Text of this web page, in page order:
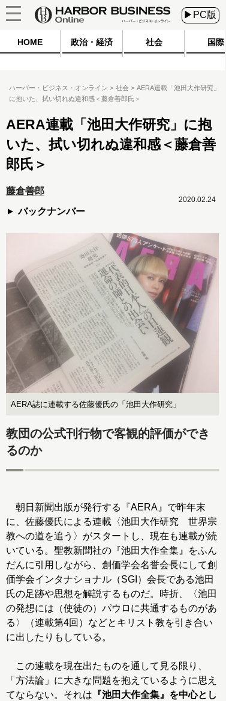
▶PC版
HOME 政治・経済 社会 国際
ハーバー・ビジネス・オンライン 社会
AERA連載「池田大作研究」
に抱いた、拭い切れぬ違和感＜藤倉善郎氏＞
AERA連載「池田大作研究」に抱
いた、拭い切れぬ違和感＜藤倉善
郎氏＞
藤倉善郎
バックナンバー
2020.02.24
AERA誌に連載する佐藤優氏の「池田大作研究」
教団の公式刊行物で客観的評価ができ
るのか
朝日新聞出版が発行する『AERA』で昨年末
に、佐藤優氏による連載〈池田大作研究 世界宗
教への道を追う〉がスタートし、現在も連載が続
いている。聖教新聞社の『池田大作全集』をふん
だんに引用しながら、創価学会名誉会長にして創
価学会インタナショナル（SGI）会長である池田
氏の足跡や思想を解説するものだ。時折、〈池田
の発想には（使徒の）パウロに共通するものがあ
る〉（連載第4回）などとキリスト教を引き合い
に出したりもしている。
この連載を現在出たものを通して見る限り、
「方法論」に大きな問題を抱えているように思え
てならない。それは 『池田大作全集』を中心とし